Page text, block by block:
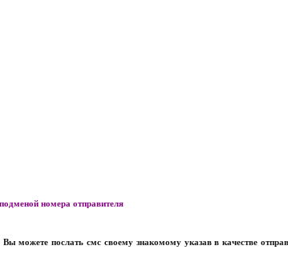
номера отправителя
можете послать смс своему знакомому указав в качестве